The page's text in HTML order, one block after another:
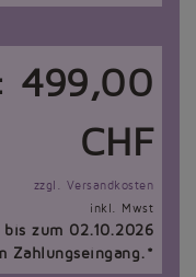
499,00
CHF
zzgl. Versandkosten
inkl. Mwst
zum 02.10.2026
Zahlungseingang.*